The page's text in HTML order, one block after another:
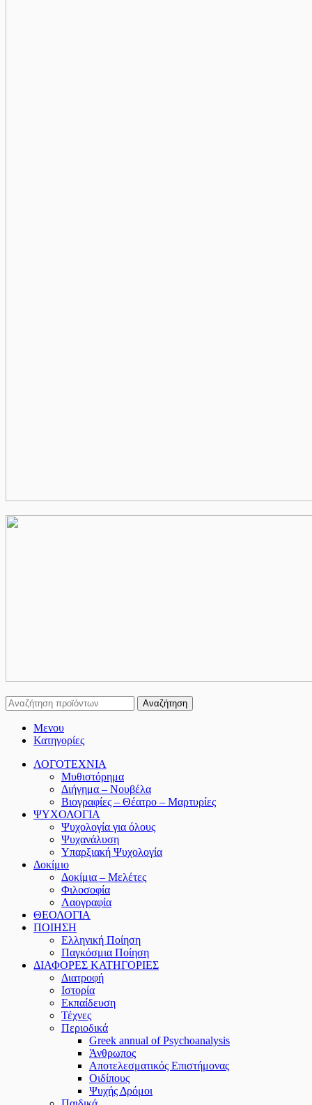
Αναζήτηση
Μενου
Κατηγορίες
ΛΟΓΟΤΕΧΝΙΑ
Μυθιστόρημα
Διήγημα – Νουβέλα
Βιογραφίες – Θέατρο – Μαρτυρίες
ΨΥΧΟΛΟΓΙΑ
Ψυχολογία για όλους
Ψυχανάλυση
Υπαρξιακή Ψυχολογία
Δοκίμιο
Δοκίμια – Μελέτες
Φιλοσοφία
Λαογραφία
ΘΕΟΛΟΓΙΑ
ΠΟΙΗΣΗ
Ελληνική Ποίηση
Παγκόσμια Ποίηση
ΔΙΑΦΟΡΕΣ ΚΑΤΗΓΟΡΙΕΣ
Διατροφή
Ιστορία
Εκπαίδευση
Τέχνες
Περιοδικά
Greek annual of Psychoanalysis
Άνθρωπος
Αποτελεσματικός Επιστήμονας
Οιδίπους
Ψυχής Δρόμοι